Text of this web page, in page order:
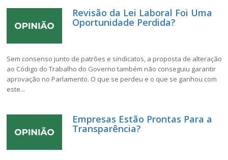
Revisão da Lei Laboral Foi Uma
Oportunidade Perdida?
Sem consenso junto de patrões e sindicatos, a proposta de alteração
ao Código do Trabalho do Governo também não conseguiu garantir
aprovação no Parlamento. O que se perdeu e o que se ganhou com
este...
Empresas Estão Prontas Para a
Transparência?